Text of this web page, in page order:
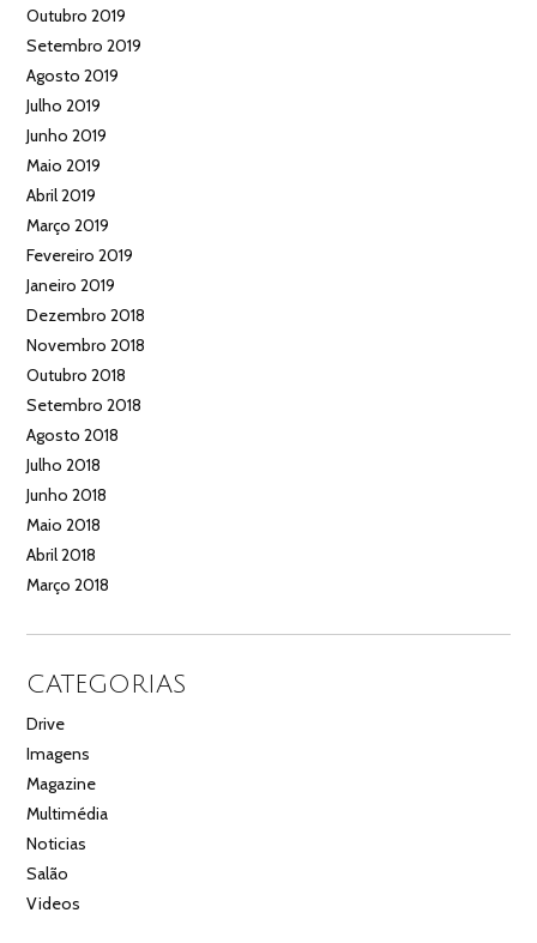
Outubro 2019
Setembro 2019
Agosto 2019
Julho 2019
Junho 2019
Maio 2019
Abril 2019
Março 2019
Fevereiro 2019
Janeiro 2019
Dezembro 2018
Novembro 2018
Outubro 2018
Setembro 2018
Agosto 2018
Julho 2018
Junho 2018
Maio 2018
Abril 2018
Março 2018
CATEGORIAS
Drive
Imagens
Magazine
Multimédia
Noticias
Salão
Videos